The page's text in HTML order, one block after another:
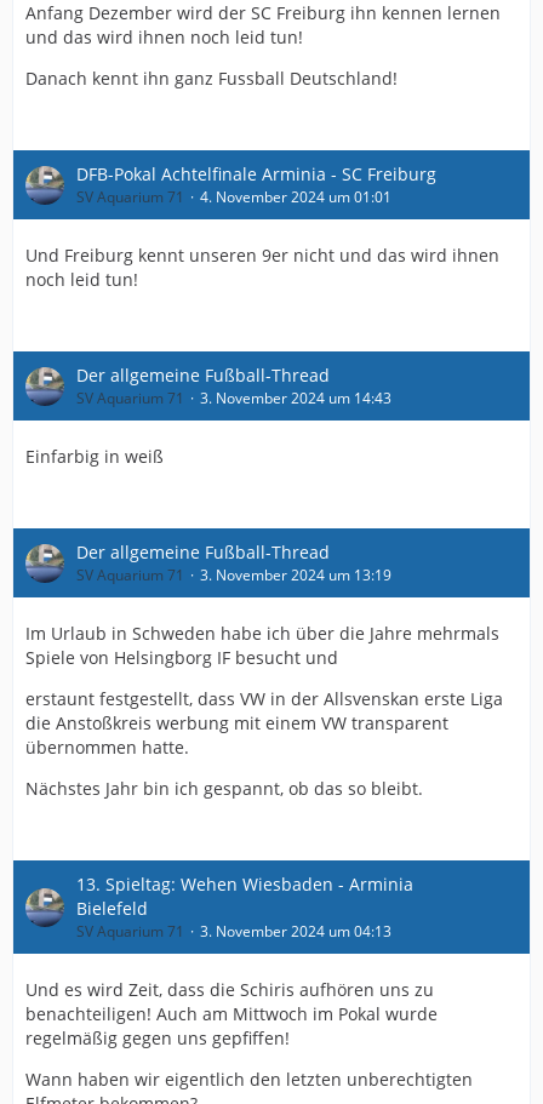
Anfang Dezember wird der SC Freiburg ihn kennen lernen
und das wird ihnen noch leid tun!
Danach kennt ihn ganz Fussball Deutschland!
DFB-Pokal Achtelfinale Arminia - SC Freiburg
SV Aquarium 71 4. November 2024 um 01:01
Und Freiburg kennt unseren 9er nicht und das wird ihnen
noch leid tun!
Der allgemeine Fußball-Thread
SV Aquarium 71 3. November 2024 um 14:43
Einfarbig in weiß
Der allgemeine Fußball-Thread
SV Aquarium 71 3. November 2024 um 13:19
Im Urlaub in Schweden habe ich über die Jahre mehrmals
Spiele von Helsingborg IF besucht und
erstaunt festgestellt, dass VW in der Allsvenskan erste Liga
die Anstoßkreis werbung mit einem VW transparent
übernommen hatte.
Nächstes Jahr bin ich gespannt, ob das so bleibt.
13. Spieltag: Wehen Wiesbaden - Arminia
Bielefeld
SV Aquarium 71 3. November 2024 um 04:13
Und es wird Zeit, dass die Schiris aufhören uns zu
benachteiligen! Auch am Mittwoch im Pokal wurde
regelmäßig gegen uns gepfiffen!
Wann haben wir eigentlich den letzten unberechtigten